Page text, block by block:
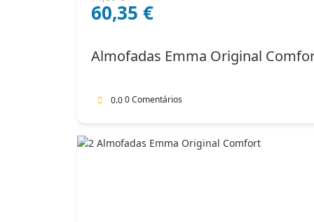
preço
71,00 €.
60,35 €
preço
60,35 €.
Almofadas Emma Original
0.00 Comentários